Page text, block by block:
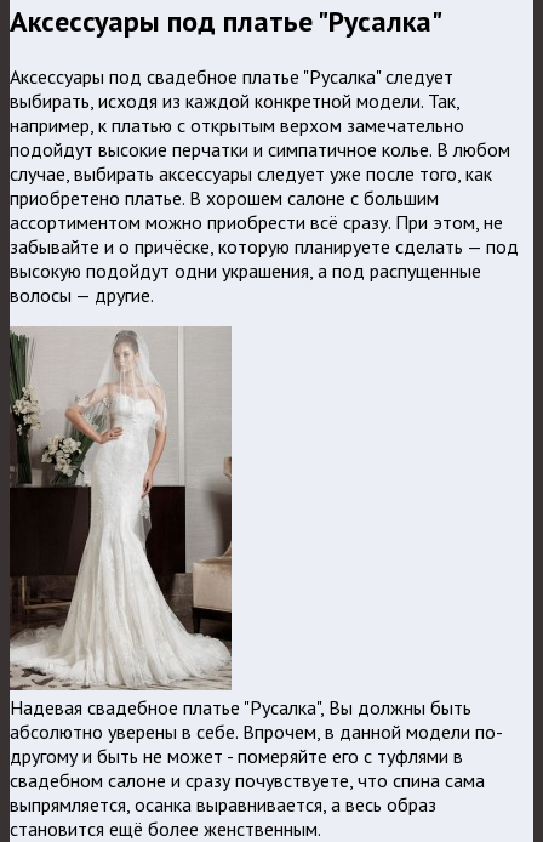
Аксессуары под платье "Русалка"
Аксессуары под свадебное платье "Русалка" следует
выбирать, исходя из каждой конкретной модели. Так,
например, к платью с открытым верхом замечательно
подойдут высокие перчатки и симпатичное колье. В любом
случае, выбирать аксессуары следует уже после того, как
приобретено платье. В хорошем салоне с большим
ассортиментом можно приобрести всё сразу. При этом, не
забывайте и о причёске, которую планируете сделать — под
высокую подойдут одни украшения, а под распущенные
волосы — другие.
Надевая свадебное платье "Русалка", Вы должны быть
абсолютно уверены в себе. Впрочем, в данной модели по-
другому и быть не может - померяйте его с туфлями в
свадебном салоне и сразу почувствуете, что спина сама
выпрямляется, осанка выравнивается, а весь образ
становится ещё более женственным.